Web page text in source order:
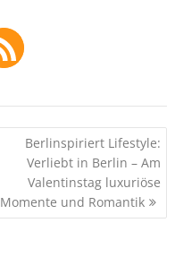
Berlinspiriert Lifestyle:
Verliebt in Berlin – Am
Valentinstag luxuriöse
Momente und Romantik